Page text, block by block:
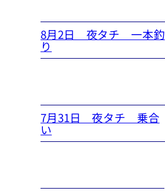
8月2日 夜タチ 一本釣
り
7月31日 夜タチ 乗合
い